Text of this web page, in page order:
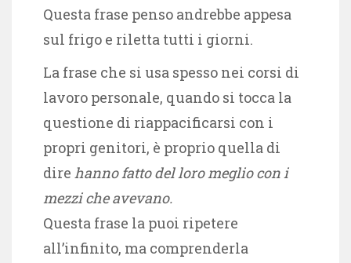
Questa frase penso andrebbe appesa
sul frigo e riletta tutti i giorni.
La frase che si usa spesso nei corsi di
lavoro personale, quando si tocca la
questione di riappacificarsi con i
propri genitori, è proprio quella di
dire hanno fatto del loro meglio con i
mezzi che avevano.
Questa frase la puoi ripetere
all’infinito, ma comprenderla